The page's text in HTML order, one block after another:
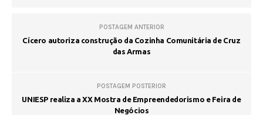
POSTAGEM ANTERIOR
Cícero autoriza construção da Cozinha Comunitária de Cruz
das Armas
POSTAGEM POSTERIOR
UNIESP realiza a XX Mostra de Empreendedorismo e Feira de
Negócios